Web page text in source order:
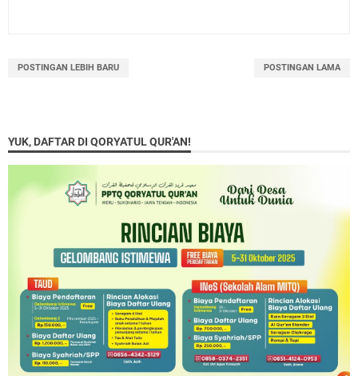
POSTINGAN LEBIH BARU POSTINGAN LAMA
YUK, DAFTAR DI QORYATUL QUR'AN!